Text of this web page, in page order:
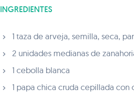
INGREDIENTES
1 taza de arveja, semilla, seca,
2 unidades medianas de
1 cebolla blanca
1 papa chica cruda cepillada con